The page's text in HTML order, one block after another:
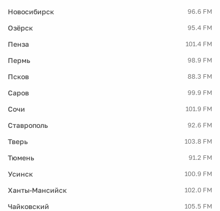
Новосибирск 96.6 FM
Озёрск 95.4 FM
Пенза 101.4 FM
Пермь 98.9 FM
Псков 88.3 FM
Саров 99.9 FM
Сочи 101.9 FM
Ставрополь 92.6 FM
Тверь 103.8 FM
Тюмень 91.2 FM
Усинск 100.9 FM
Ханты-Мансийск 102.0 FM
Чайковский 105.5 FM